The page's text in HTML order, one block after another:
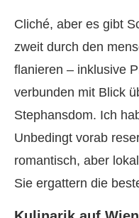
Cliché, aber es gibt
zweit durch den
flanieren – inklusive
verbunden mit Blick
Stephansdom. Ich
Unbedingt vorab
romantisch, aber
Sie ergattern die